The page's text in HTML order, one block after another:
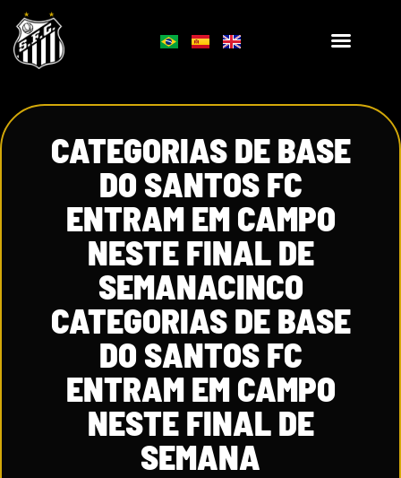
CATEGORIAS DE BASE
DO SANTOS FC
ENTRAM EM CAMPO
NESTE FINAL DE
SEMANACINCO
CATEGORIAS DE BASE
DO SANTOS FC
ENTRAM EM CAMPO
NESTE FINAL DE
SEMANA